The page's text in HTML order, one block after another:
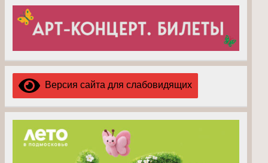
Версия сайта для слабовидящих